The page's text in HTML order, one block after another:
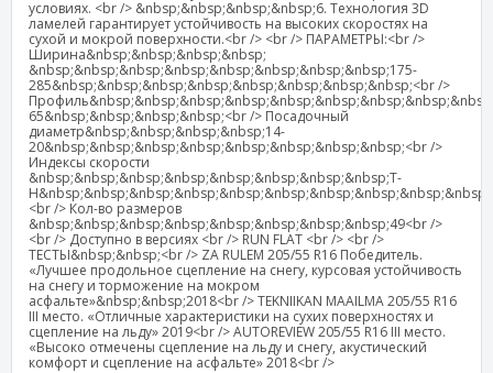
условиях. <br /> &nbsp;&nbsp;&nbsp;&nbsp;6. Технология 3D
ламелей гарантирует устойчивость на высоких скоростях на
сухой и мокрой поверхности.<br /> <br /> ПАРАМЕТРЫ:<br />
Ширина&nbsp;&nbsp;&nbsp;&nbsp;
&nbsp;&nbsp;&nbsp;&nbsp;&nbsp;&nbsp;&nbsp;&nbsp;175-
285&nbsp;&nbsp;&nbsp;&nbsp;&nbsp;&nbsp;&nbsp;&nbsp;<br />
65&nbsp;&nbsp;&nbsp;&nbsp;<br /> Посадочный
диаметр&nbsp;&nbsp;&nbsp;&nbsp;14-
20&nbsp;&nbsp;&nbsp;&nbsp;&nbsp;&nbsp;&nbsp;&nbsp;<br />
Индексы скорости
&nbsp;&nbsp;&nbsp;&nbsp;&nbsp;&nbsp;&nbsp;&nbsp;T-
<br /> Кол-во размеров
&nbsp;&nbsp;&nbsp;&nbsp;&nbsp;&nbsp;&nbsp;&nbsp;49<br />
<br /> Доступно в версиях <br /> RUN FLAT <br /> <br />
ТЕСТЫ&nbsp;&nbsp;<br /> ZA RULEM 205/55 R16 Победитель.
«Лучшее продольное сцепление на снегу, курсовая устойчивость
на снегу и торможение на мокром
асфальте»&nbsp;&nbsp;2018<br /> TEKNIIKAN MAAILMA 205/55 R16
III место. «Отличные характеристики на сухих поверхностях и
сцепление на льду» 2019<br /> AUTOREVIEW 205/55 R16 III место.
«Высоко отмечены сцепление на льду и снегу, акустический
комфорт и сцепление на асфальте» 2018<br />